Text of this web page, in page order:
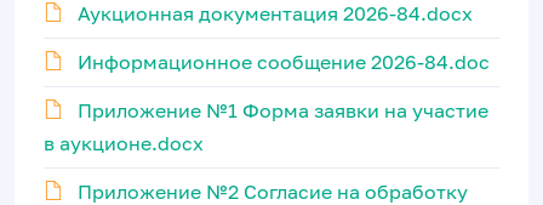
Аукционная документация 2026-84.docx
Информационное сообщение 2026-84.doc
Приложение №1 Форма заявки на участие
в аукционе.docx
Приложение №2 Согласие на обработку